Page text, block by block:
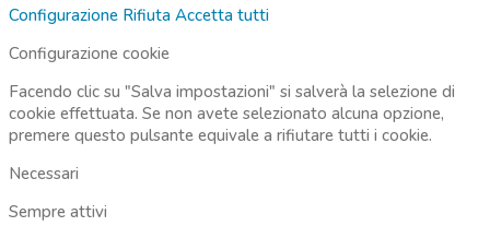
Configurazione Rifiuta Accetta tutti
Configurazione cookie
Facendo clic su "Salva impostazioni" si salverà la selezione di
cookie effettuata. Se non avete selezionato alcuna opzione,
premere questo pulsante equivale a rifiutare tutti i cookie.
Necessari
Sempre attivi